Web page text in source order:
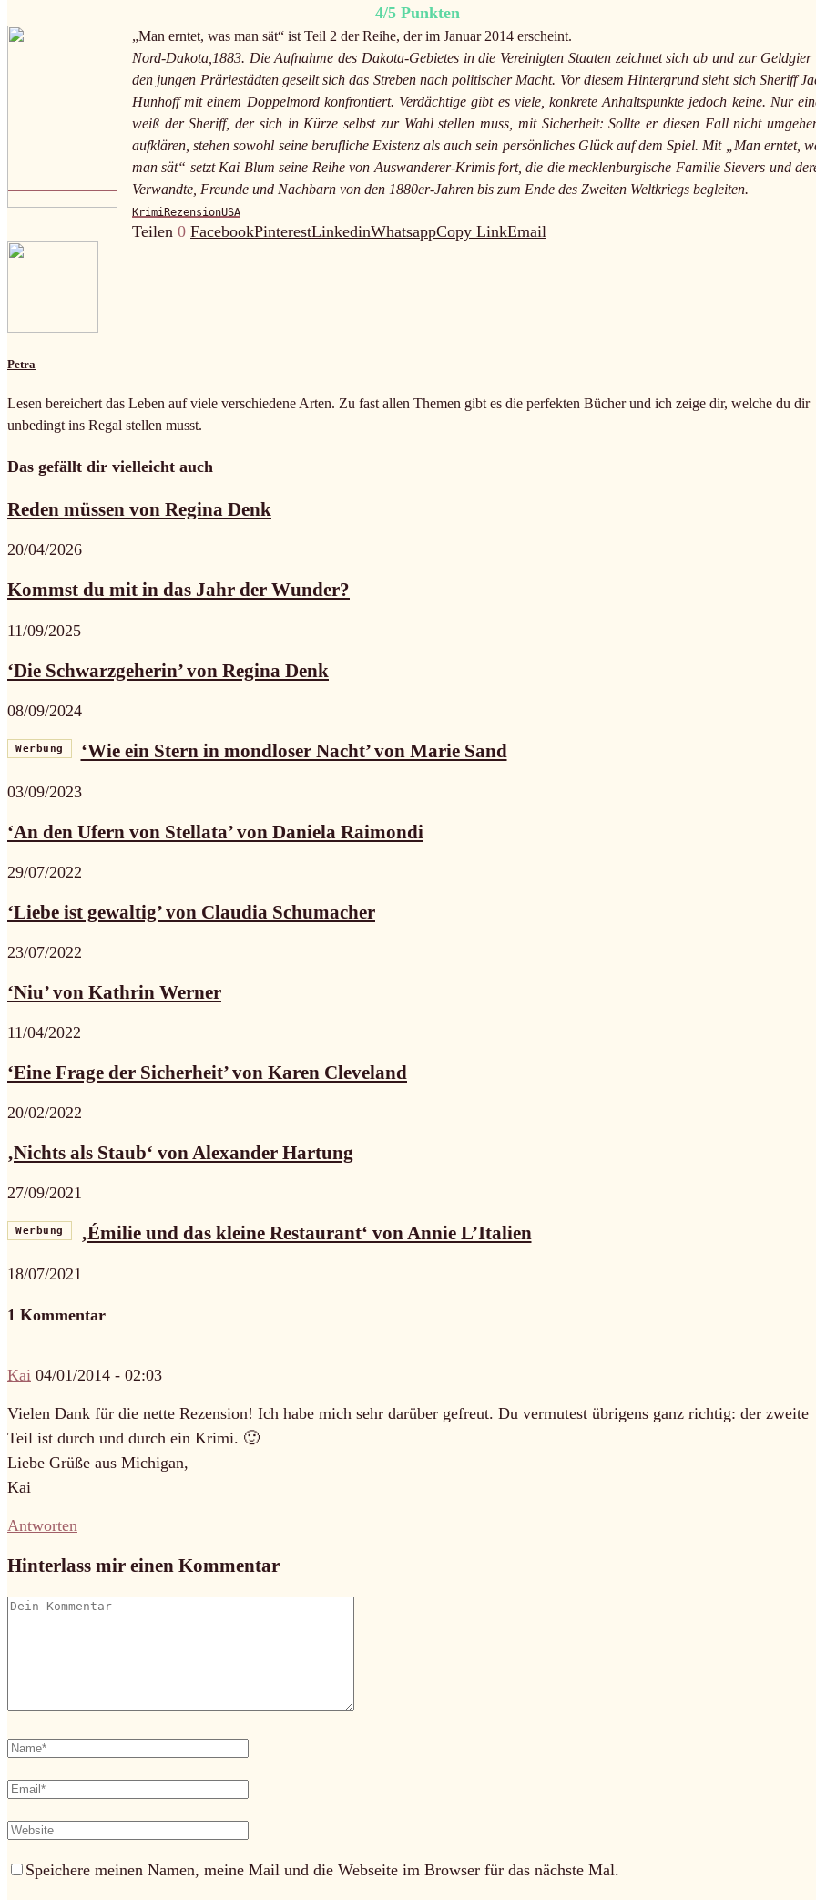
4/5 Punkten
„Man erntet, was man sät“ ist Teil 2 der Reihe, der im Januar 2014 erscheint.
Nord-Dakota,1883. Die Aufnahme des Dakota-Gebietes in die Vereinigten Staaten zeichnet sich ab und zur Geldgier
den jungen Präriestädten gesellt sich das Streben nach politischer Macht. Vor diesem Hintergrund sieht sich Sheriff
Hunhoff mit einem Doppelmord konfrontiert. Verdächtige gibt es viele, konkrete Anhaltspunkte jedoch keine. Nur
weiß der Sheriff, der sich in Kürze selbst zur Wahl stellen muss, mit Sicherheit: Sollte er diesen Fall nicht
aufklären, stehen sowohl seine berufliche Existenz als auch sein persönliches Glück auf dem Spiel. Mit „Man erntet,
man sät“ setzt Kai Blum seine Reihe von Auswanderer-Krimis fort, die die mecklenburgische Familie Sievers und
Verwandte, Freunde und Nachbarn von den 1880er-Jahren bis zum Ende des Zweiten Weltkriegs begleiten.
KrimiRezensionUSA
Teilen 0 FacebookPinterestLinkedinWhatsappCopy LinkEmail
Petra
Lesen bereichert das Leben auf viele verschiedene Arten. Zu fast allen Themen gibt es die perfekten Bücher und ich zeige dir, welche du dir
unbedingt ins Regal stellen musst.
Das gefällt dir vielleicht auch
Reden müssen von Regina Denk
20/04/2026
Kommst du mit in das Jahr der Wunder?
11/09/2025
‘Die Schwarzgeherin’ von Regina Denk
08/09/2024
Werbung ‘Wie ein Stern in mondloser Nacht’ von Marie Sand
03/09/2023
‘An den Ufern von Stellata’ von Daniela Raimondi
29/07/2022
‘Liebe ist gewaltig’ von Claudia Schumacher
23/07/2022
‘Niu’ von Kathrin Werner
11/04/2022
‘Eine Frage der Sicherheit’ von Karen Cleveland
20/02/2022
‚Nichts als Staub‘ von Alexander Hartung
27/09/2021
Werbung ‚Émilie und das kleine Restaurant‘ von Annie L’Italien
18/07/2021
1 Kommentar
Kai 04/01/2014 - 02:03
Vielen Dank für die nette Rezension! Ich habe mich sehr darüber gefreut. Du vermutest übrigens ganz richtig: der zweite
Teil ist durch und durch ein Krimi. 🙂
Liebe Grüße aus Michigan,
Kai
Antworten
Hinterlass mir einen Kommentar
Speichere meinen Namen, meine Mail und die Webseite im Browser für das nächste Mal.